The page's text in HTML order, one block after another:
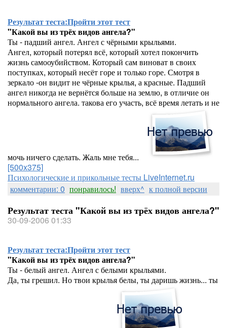
Результат теста:Пройти этот тест
"Какой вы из трёх видов ангела?"
Ты - падший ангел. Ангел с чёрными крыльями.
Ангел, который потерял всё, который хотел покончить
жизнь самооубийством. Который сам виноват в своих
поступках, который несёт горе и только горе. Смотря в
зеркало -он видит не чёрные крылья, а красные. Падший
ангел никогда не вернётся больше на землю, в отличие он
нормального ангела. такова его участь, всё время летать и не
мочь ничего сделать. Жаль мне тебя...
[500x375]
Психологические и прикольные тесты LiveInternet.ru
комментарии: 0 понравилось! вверх^ к полной версии
Результат теста "Какой вы из трёх видов ангела?"
30-09-2006 01:33
Результат теста:Пройти этот тест
"Какой вы из трёх видов ангела?"
Ты - белый ангел. Ангел с белыми крыльями.
Да, ты грешил. Но твои крылья белы, ты даришь жизнь... ты